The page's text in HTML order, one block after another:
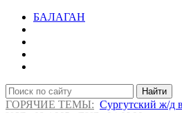
БАЛАГАН
Найти
ГОРЯЧИЕ ТЕМЫ: Сургутский ж/д